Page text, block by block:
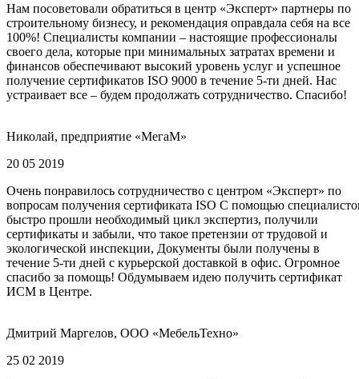
Нам посоветовали обратиться в центр «Эксперт» партнеры по
строительному бизнесу, и рекомендация оправдала себя на все
100%! Специалисты компании – настоящие профессионалы
своего дела, которые при минимальных затратах времени и
финансов обеспечивают высокий уровень услуг и успешное
получение сертификатов ISO 9000 в течение 5-ти дней. Нас
устраивает все – будем продолжать сотрудничество. Спасибо!
Николай, предприятие «МегаМ»
20 05 2019
Очень понравилось сотрудничество с центром «Эксперт» по
вопросам получения сертификата ISO С помощью
быстро прошли необходимый цикл экспертиз, получили
сертификаты и забыли, что такое претензии от трудовой и
экологической инспекции, Документы были получены в
течение 5-ти дней с курьерской доставкой в офис. Огромное
спасибо за помощь! Обдумываем идею получить сертификат
ИСМ в Центре.
Дмитрий Маргелов, ООО «МебельТехно»
25 02 2019